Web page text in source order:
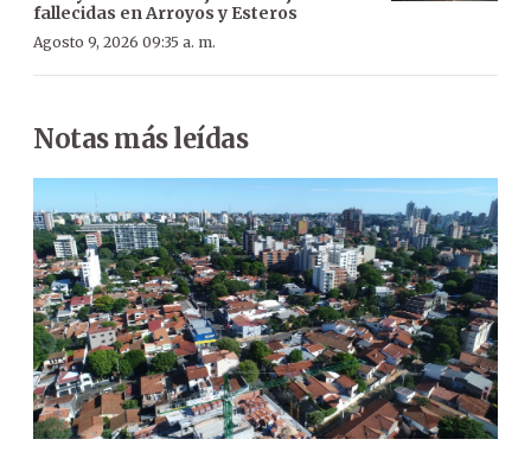
fallecidas en Arroyos y Esteros
Agosto 9, 2026 09:35 a. m.
Notas más leídas